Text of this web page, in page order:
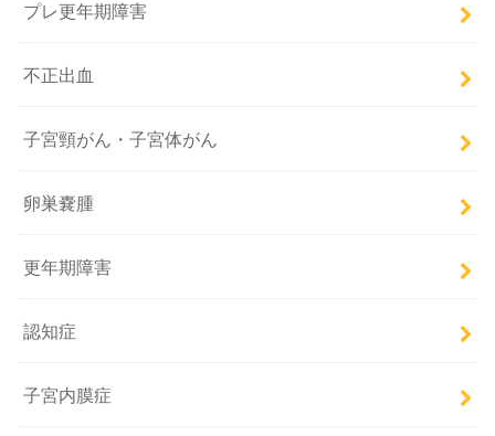
プレ更年期障害
不正出血
子宮頸がん・子宮体がん
卵巣嚢腫
更年期障害
認知症
子宮内膜症